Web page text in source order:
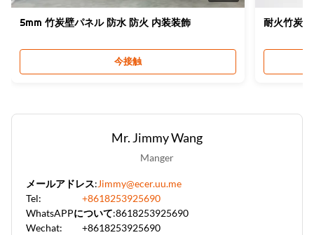
5mm 竹炭壁パネル 防水 防火 内装装飾
今接触
耐火竹炭
Mr. Jimmy Wang
Manger
メールアドレス:Jimmy@ecer.uu.me
Tel:
+8618253925690
WhatsAPPについて:8618253925690
Wechat:
+8618253925690